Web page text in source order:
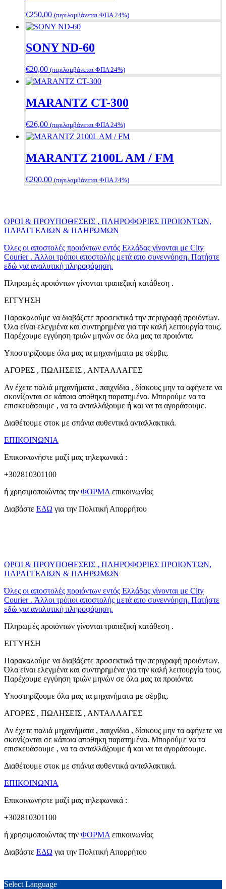
€250,00 (περιλαμβάνεται ΦΠΑ 24%)
SONY ND-60
€20,00 (περιλαμβάνεται ΦΠΑ 24%)
MARANTZ CT-300
€26,00 (περιλαμβάνεται ΦΠΑ 24%)
MARANTZ 2100L AM / FM
€200,00 (περιλαμβάνεται ΦΠΑ 24%)
ΟΡΟΙ & ΠΡΟΥΠΟΘΕΣΕΙΣ , ΠΛΗΡΟΦΟΡΙΕΣ ΠΡΟΙΟΝΤΩΝ,
ΠΑΡΑΓΓΕΛΙΩΝ & ΠΛΗΡΩΜΩΝ
Όλες οι αποστολές προιόντων εντός Ελλάδας γίνονται με City
Courier . Άλλοι τρόποι αποστολής μετά απο συνεννόηση. Πατήστε
εδώ για αναλυτική πληροφόρηση.
Πληρωμές προιόντων γίνονται τραπεζική κατάθεση .
ΕΓΓΥΗΣΗ
Παρακαλούμε να διαβάζετε προσεκτικά την περιγραφή προιόντων.
Όλα είναι ελεγμένα και συντηρημένα για την καλή λειτουργία τους.
Παρέχουμε εγγύηση τριών μηνών σε όλα μας τα προιόντα.
Υποστηρίζουμε όλα μας τα μηχανήματα με σέρβις.
ΑΓΟΡΕΣ , ΠΩΛΗΣΕΙΣ , ΑΝΤΑΛΛΑΓΕΣ
Αν έχετε παλιά μηχανήματα , παιχνίδια , δίσκους μην τα αφήνετε να
σκονίζονται σε κάποια αποθηκη παρατημένα. Μπορούμε να τα
επισκευάσουμε , να τα ανταλλάξουμε ή και να τα αγοράσουμε.
Διαθέτουμε στοκ με σπάνια αυθεντικά ανταλλακτικά.
ΕΠΙΚΟΙΝΩΝΙΑ
Επικοινωνήστε μαζί μας τηλεφωνικά :
+302810301100
ή χρησιμοποιώντας την ΦΟΡΜΑ επικοινωνίας
Διαβάστε ΕΔΩ για την Πολιτική Απορρήτου
ΟΡΟΙ & ΠΡΟΥΠΟΘΕΣΕΙΣ , ΠΛΗΡΟΦΟΡΙΕΣ ΠΡΟΙΟΝΤΩΝ,
ΠΑΡΑΓΓΕΛΙΩΝ & ΠΛΗΡΩΜΩΝ
Όλες οι αποστολές προιόντων εντός Ελλάδας γίνονται με City
Courier . Άλλοι τρόποι αποστολής μετά απο συνεννόηση. Πατήστε
εδώ για αναλυτική πληροφόρηση.
Πληρωμές προιόντων γίνονται τραπεζική κατάθεση .
ΕΓΓΥΗΣΗ
Παρακαλούμε να διαβάζετε προσεκτικά την περιγραφή προιόντων.
Όλα είναι ελεγμένα και συντηρημένα για την καλή λειτουργία τους.
Παρέχουμε εγγύηση τριών μηνών σε όλα μας τα προιόντα.
Υποστηρίζουμε όλα μας τα μηχανήματα με σέρβις.
ΑΓΟΡΕΣ , ΠΩΛΗΣΕΙΣ , ΑΝΤΑΛΛΑΓΕΣ
Αν έχετε παλιά μηχανήματα , παιχνίδια , δίσκους μην τα αφήνετε να
σκονίζονται σε κάποια αποθηκη παρατημένα. Μπορούμε να τα
επισκευάσουμε , να τα ανταλλάξουμε ή και να τα αγοράσουμε.
Διαθέτουμε στοκ με σπάνια αυθεντικά ανταλλακτικά.
ΕΠΙΚΟΙΝΩΝΙΑ
Επικοινωνήστε μαζί μας τηλεφωνικά :
+302810301100
ή χρησιμοποιώντας την ΦΟΡΜΑ επικοινωνίας
Διαβάστε ΕΔΩ για την Πολιτική Απορρήτου
Select Language